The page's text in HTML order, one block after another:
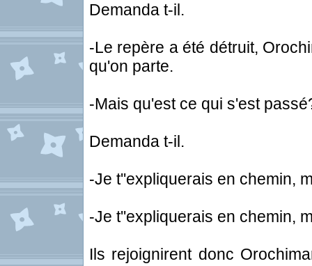
Demanda t-il.
-Le repère a été détruit,
qu'on parte.
-Mais qu'est ce qui s'est
Demanda t-il.
-Je t''expliquerais en chemin,
-Je t''expliquerais en chemin,
Ils rejoignirent donc